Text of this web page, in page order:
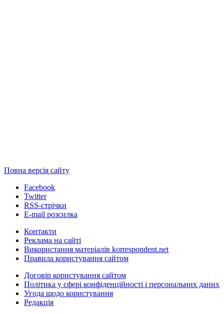
Повна версія сайту
Facebook
Twitter
RSS-стрічки
E-mail розсилка
Контакти
Реклама на сайті
Використання матеріалів korrespondent.net
Правила користування сайтом
Договір користування сайтом
Політика у сфері конфіденційності і персональних даних
Угода щодо користування
Редакція